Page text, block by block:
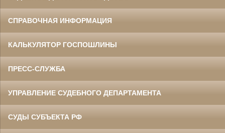
СПРАВОЧНАЯ ИНФОРМАЦИЯ
КАЛЬКУЛЯТОР ГОСПОШЛИНЫ
ПРЕСС-СЛУЖБА
УПРАВЛЕНИЕ СУДЕБНОГО ДЕПАРТАМЕНТА
СУДЫ СУБЪЕКТА РФ